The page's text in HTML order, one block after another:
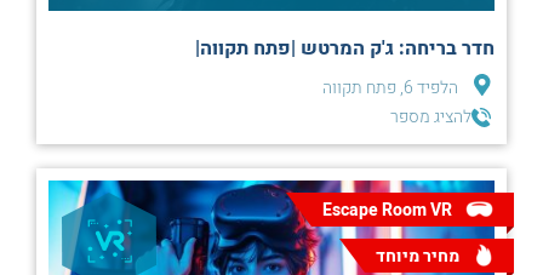
חדר בריחה: ג'ק המרטש |פתח תקווה|
הלפיד 6, פתח תקווה
להציג מספר
Escape Room VR
מחיר מיוחד